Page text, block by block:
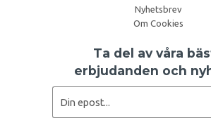
Nyhetsbrev
Om Cookies
Ta del av våra
erbjudanden och